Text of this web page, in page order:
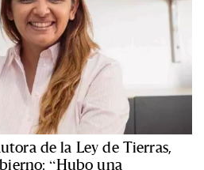
de la Ley de Tierras,
“Hubo una